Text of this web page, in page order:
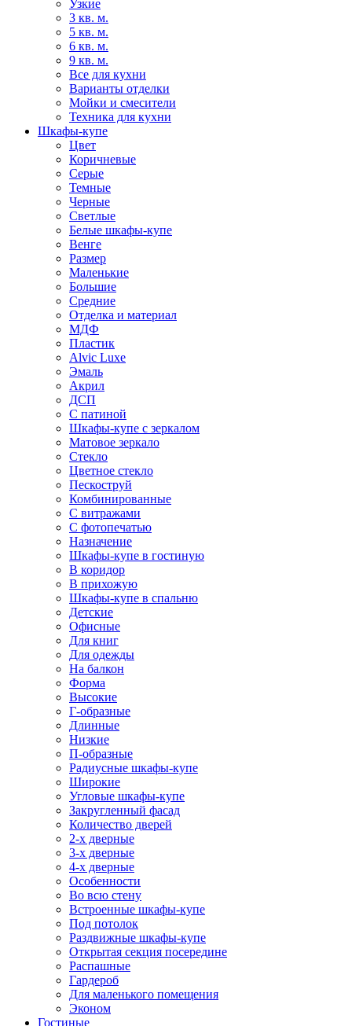
Узкие
3 кв. м.
5 кв. м.
6 кв. м.
9 кв. м.
Все для кухни
Варианты отделки
Мойки и смесители
Техника для кухни
Шкафы-купе
Цвет
Коричневые
Серые
Темные
Черные
Светлые
Белые шкафы-купе
Венге
Размер
Маленькие
Большие
Средние
Отделка и материал
МДФ
Пластик
Alvic Luxe
Эмаль
Акрил
ДСП
С патиной
Шкафы-купе с зеркалом
Матовое зеркало
Стекло
Цветное стекло
Пескоструй
Комбинированные
С витражами
С фотопечатью
Назначение
Шкафы-купе в гостиную
В коридор
В прихожую
Шкафы-купе в спальню
Детские
Офисные
Для книг
Для одежды
На балкон
Форма
Высокие
Г-образные
Длинные
Низкие
П-образные
Радиусные шкафы-купе
Широкие
Угловые шкафы-купе
Закругленный фасад
Количество дверей
2-х дверные
3-х дверные
4-х дверные
Особенности
Во всю стену
Встроенные шкафы-купе
Под потолок
Раздвижные шкафы-купе
Открытая секция посередине
Распашные
Гардероб
Для маленького помещения
Эконом
Гостиные